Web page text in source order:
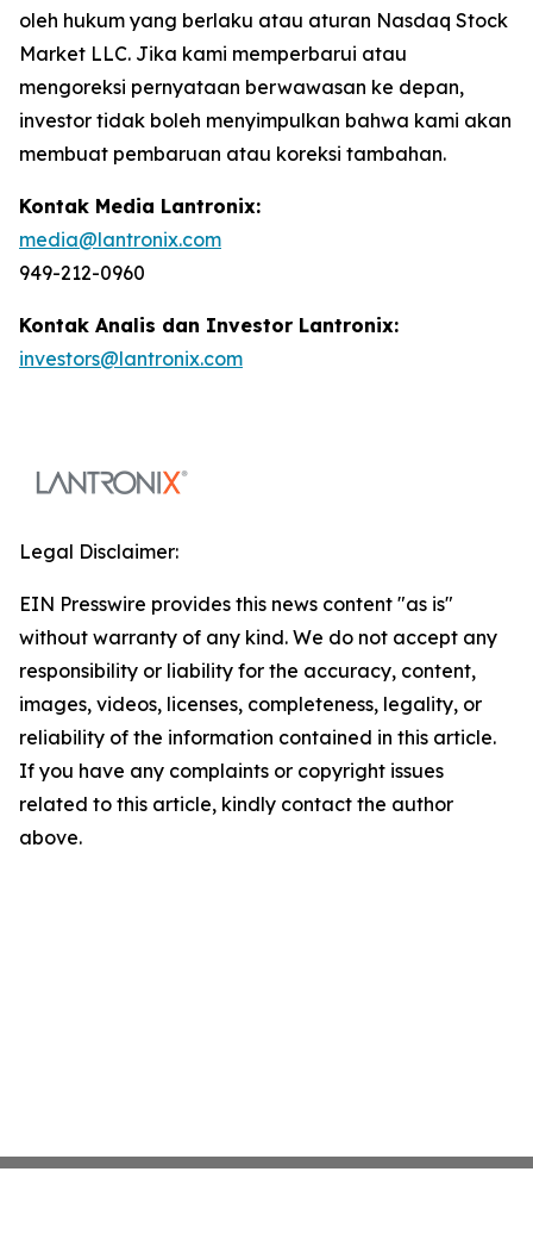
oleh hukum yang berlaku atau aturan Nasdaq Stock
Market LLC. Jika kami memperbarui atau
mengoreksi pernyataan berwawasan ke depan,
investor tidak boleh menyimpulkan bahwa kami akan
membuat pembaruan atau koreksi tambahan.
Kontak Media Lantronix:
media@lantronix.com
949-212-0960
Kontak Analis dan Investor Lantronix:
investors@lantronix.com
Legal Disclaimer:
EIN Presswire provides this news content "as is"
without warranty of any kind. We do not accept any
responsibility or liability for the accuracy, content,
images, videos, licenses, completeness, legality, or
reliability of the information contained in this article.
If you have any complaints or copyright issues
related to this article, kindly contact the author
above.